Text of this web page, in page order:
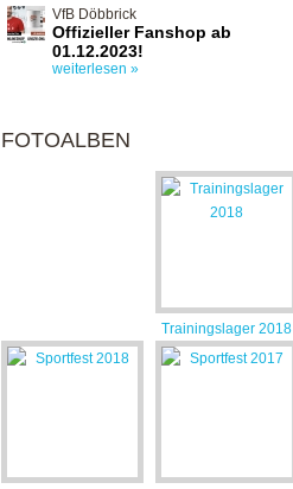
VfB Döbbrick
Offizieller Fanshop ab
01.12.2023!
weiterlesen »
FOTOALBEN
Trainingslager 2018